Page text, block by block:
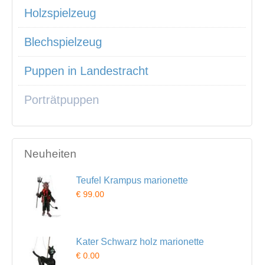
Holzspielzeug
Blechspielzeug
Puppen in Landestracht
Porträtpuppen
Neuheiten
Teufel Krampus marionette
€ 99.00
Kater Schwarz holz marionette
€ 0.00